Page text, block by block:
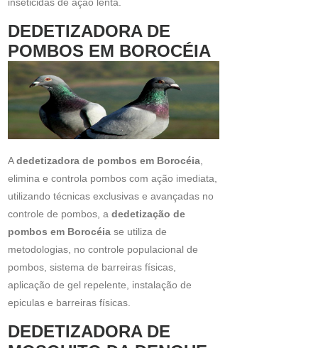
DEDETIZADORA DE
POMBOS EM BOROCÉIA
Adedetizadora de pombos em Borocéia,
elimina e controla pombos com ação imediata,
utilizando técnicas exclusivas e avançadas no
controle de pombos, adedetização de
pombos em Borocéia se utiliza de
metodologias, no controle populacional de
pombos, sistema de barreiras físicas,
aplicação de gel repelente, instalação de
epiculas e barreiras físicas.
DEDETIZADORA DE